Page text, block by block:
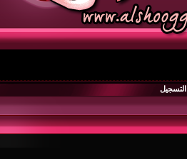
التسجيل